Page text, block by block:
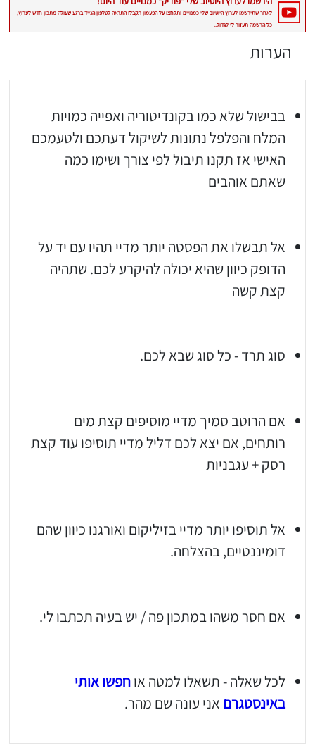
הערות
בבישול שלא כמו בקונדיטוריה ואפייה כמויות
המלח והפלפל נתונות לשיקול דעתכם ולטעמכם
האישי אז תקנו תיבול לפי צורך ושימו כמה
שאתם אוהבים
אל תבשלו את הפסטה יותר מדיי תהיו עם יד על
הדופק כיוון שהיא יכולה להיקרע לכם. שתהיה
קצת קשה
סוג תרד - כל סוג שבא לכם.
אם הרוטב סמיך מדיי מוסיפים קצת מים
רותחים, אם יצא לכם דליל מדיי תוסיפו עוד קצת
רסק + עגבניות
אל תוסיפו יותר מדיי בזיליקום ואורגנו כיוון שהם
דומיננטיים, בהצלחה.
אם חסר משהו במתכון פה / יש בעיה תכתבו לי.
לכל שאלה - תשאלו למטה אוחפשו אותי
באינסטגרם אני עונה שם מהר.